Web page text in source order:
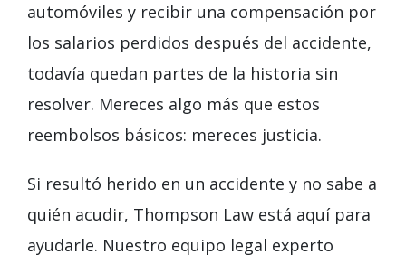
automóviles y recibir una compensación por
los salarios perdidos después del accidente,
todavía quedan partes de la historia sin
resolver. Mereces algo más que estos
reembolsos básicos: mereces justicia.
Si resultó herido en un accidente y no sabe a
quién acudir, Thompson Law está aquí para
ayudarle. Nuestro equipo legal experto